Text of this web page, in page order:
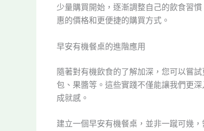
少量購買開始，逐漸調整自己的飲食習
惠的價格和更便捷的購買方式。
早安有機餐桌的進階應用
隨著對有機飲食的了解加深，您可以嘗
包、果醬等。這些實踐不僅能讓我們更
成就感。
建立一個早安有機餐桌，並非一蹴可幾